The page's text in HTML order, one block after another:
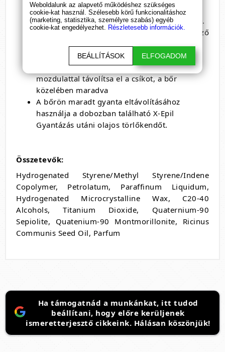
fogófelületnél
Helyezze fel a csíkot a gyantázandó felületre.
Alaposan simítsa le a szőrnövéssel megegyező
irányba, hogy jól rátapadjon a bőrre
Feszítse meg a bőrt, majd a szőrnövéssel
ellentétes irányban egy gyors, határozott
mozdulattal távolítsa el a csíkot, a bőr
közelében maradva
A bőrön maradt gyanta eltávolításához
használja a dobozban található X-Epil
Gyantázás utáni olajos törlőkendőt.
Összetevők:
Hydrogenated Styrene/Methyl Styrene/Indene
Copolymer, Petrolatum, Paraffinum Liquidum,
Hydrogenated Microcrystalline Wax, C20-40
Alcohols, Titanium Dioxide, Quaternium-90
Sepiolite, Quatenium-90 Montmorillonite, Ricinus
Communis Seed Oil, Parfum
Ha támogatnád a munkánkat, itt tudod
beállítani, hogy előre kerüljenek
ismeretterjesztő cikkeink. Hálásan köszönjük!
Weboldalunk az alapvető működéshez szükséges
cookie-kat használ. Szélesebb körű funkcionalitáshoz
(marketing, statisztika, személyre szabás) egyéb
cookie-kat engedélyezhet. Részletesebb információk.
BEÁLLÍTÁSOK ELFOGADOM